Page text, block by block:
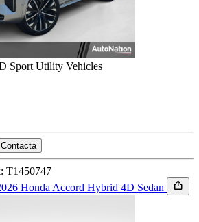
Sport Utility Vehicles
Contacta
T1450747
Honda Accord Hybrid 4D Sedan